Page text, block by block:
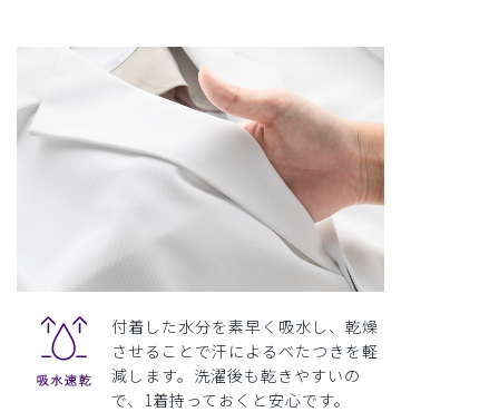
付着した水分を素早く吸水し、乾燥
させることで汗によるべたつきを軽
減します。洗濯後も乾きやすいの
で、1着持っておくと安心です。